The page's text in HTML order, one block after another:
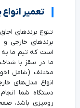
تعمیر
تنوع برندهای اجاق
برندهای خارجی
است که تیم ما
ما در سقز با
مختلف (شامل
انواع مدل‌های
دستگاه شما
رومیزی باشد،